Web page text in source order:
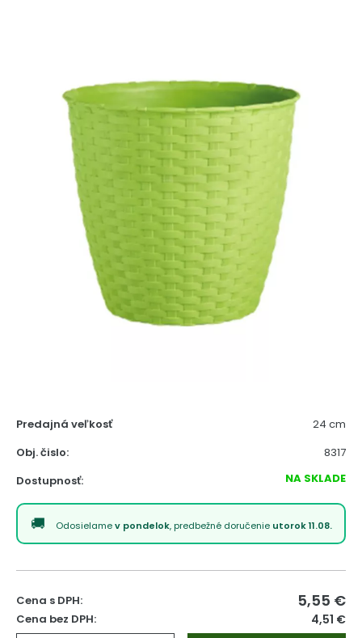
Predajná veľkosť
24 cm
Obj. čislo:
8317
Dostupnosť:
NA SKLADE
Odosielamev pondelok, predbežné doručenie utorok 11.08.
Cena s DPH: 5,55 €
Cena bez DPH: 4,51 €